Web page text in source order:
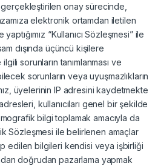
onay sürecinde,
elektronik ortamdan iletilen
“Kullanıcı Sözleşmesi” ile
dışında üçüncü kişilere
sorunların tanımlanması ve
sorunların veya uyuşmazlıkların
üyelerinin IP adresini kaydetmekte
kullanıcıları genel bir şekilde
bilgi toplamak amacıyla da
Sözleşmesi ile belirlenen amaçlar
edilen bilgileri kendisi veya işbirliği
doğrudan pazarlama yapmak